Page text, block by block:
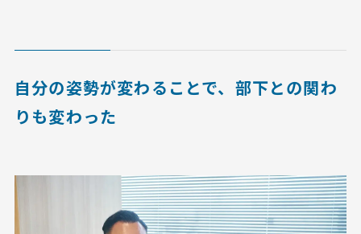
自分の姿勢が変わることで、部下との関わ
りも変わった